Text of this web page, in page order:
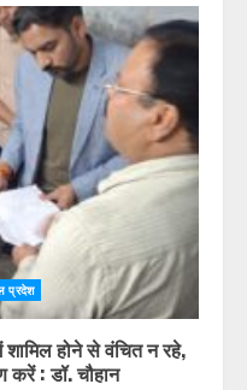
प्रदेश
शामिल होने से वंचित न रहे,
करें : डॉ. चौहान